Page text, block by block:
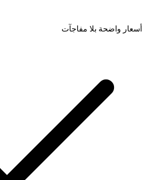
أسعار واضحة بلا مفاجآت